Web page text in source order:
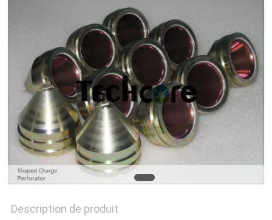
PLAN
DU
SITE
PRIVACY
POLICY
Description de produit